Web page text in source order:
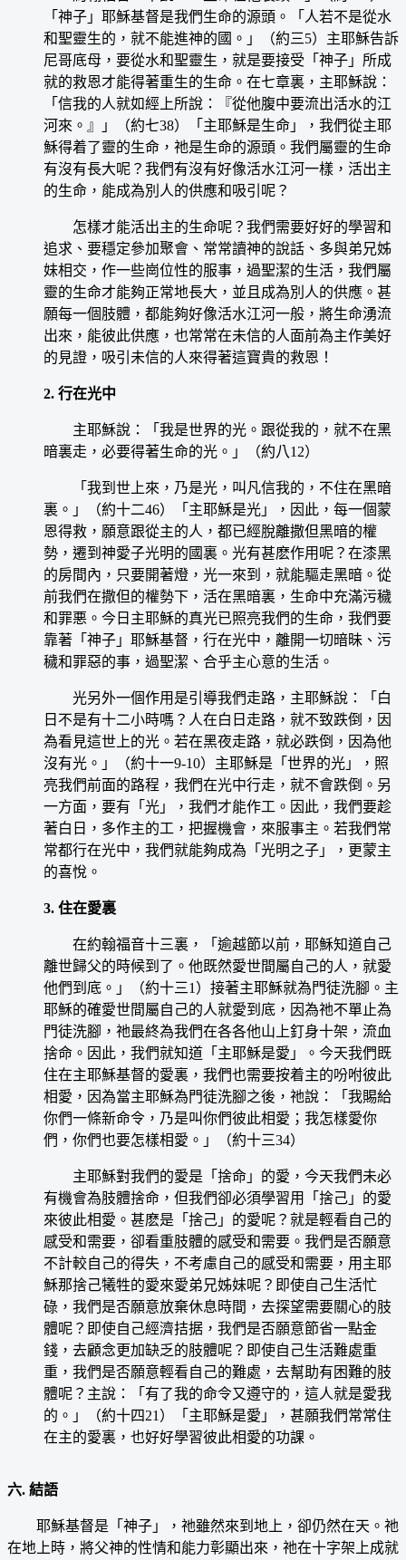
「神子」耶穌基督是我們生命的源頭。「人若不是從水
和聖靈生的，就不能進神的國。」（約三5）主耶穌告訴
尼哥底母，要從水和聖靈生，就是要接受「神子」所成
就的救恩才能得著重生的生命。在七章裏，主耶穌說：
「信我的人就如經上所說：『從他腹中要流出活水的江
河來。』」（約七38）「主耶穌是生命」，我們從主耶
穌得着了靈的生命，祂是生命的源頭。我們屬靈的生命
有沒有長大呢？我們有沒有好像活水江河一樣，活出主
的生命，能成為別人的供應和吸引呢？
怎樣才能活出主的生命呢？我們需要好好的學習和
追求、要穩定參加聚會、常常讀神的說話、多與弟兄姊
妹相交，作一些崗位性的服事，過聖潔的生活，我們屬
靈的生命才能夠正常地長大，並且成為別人的供應。甚
願每一個肢體，都能夠好像活水江河一般，將生命湧流
出來，能彼此供應，也常常在未信的人面前為主作美好
的見證，吸引未信的人來得著這寶貴的救恩！
2. 行在光中
主耶穌說：「我是世界的光。跟從我的，就不在黑
暗裏走，必要得著生命的光。」（約八12）
「我到世上來，乃是光，叫凡信我的，不住在黑暗
裏。」（約十二46）「主耶穌是光」，因此，每一個蒙
恩得救，願意跟從主的人，都已經脫離撒但黑暗的權
勢，遷到神愛子光明的國裏。光有甚麽作用呢？在漆黑
的房間內，只要開著燈，光一來到，就能驅走黑暗。從
前我們在撒但的權勢下，活在黑暗裏，生命中充滿污穢
和罪悪。今日主耶穌的真光已照亮我們的生命，我們要
靠著「神子」耶穌基督，行在光中，離開一切暗昧、污
穢和罪惡的事，過聖潔、合乎主心意的生活。
光另外一個作用是引導我們走路，主耶穌說：「白
日不是有十二小時嗎？人在白日走路，就不致跌倒，因
為看見這世上的光。若在黑夜走路，就必跌倒，因為他
沒有光。」（約十一9-10）主耶穌是「世界的光」，照
亮我們前面的路程，我們在光中行走，就不會跌倒。另
一方面，要有「光」，我們才能作工。因此，我們要趁
著白日，多作主的工，把握機會，來服事主。若我們常
常都行在光中，我們就能夠成為「光明之子」，更蒙主
的喜悅。
3. 住在愛裏
在約翰福音十三裏，「逾越節以前，耶穌知道自己
離世歸父的時候到了。他既然愛世間屬自己的人，就愛
他們到底。」（約十三1）接著主耶穌就為門徒洗腳。主
耶穌的確愛世間屬自己的人就愛到底，因為祂不單止為
門徒洗腳，祂最終為我們在各各他山上釘身十架，流血
捨命。因此，我們就知道「主耶穌是愛」。今天我們既
住在主耶穌基督的愛裏，我們也需要按着主的吩咐彼此
相愛，因為當主耶穌為門徒洗腳之後，祂說：「我賜給
你們一條新命令，乃是叫你們彼此相愛；我怎樣愛你
們，你們也要怎樣相愛。」（約十三34）
主耶穌對我們的愛是「捨命」的愛，今天我們未必
有機會為肢體捨命，但我們卻必須學習用「捨己」的愛
來彼此相愛。甚麽是「捨己」的愛呢？就是輕看自己的
感受和需要，卻看重肢體的感受和需要。我們是否願意
不計較自己的得失，不考慮自己的感受和需要，用主耶
穌那捨己犧牲的愛來愛弟兄姊妹呢？即使自己生活忙
碌，我們是否願意放棄休息時間，去探望需要關心的肢
體呢？即使自己經濟拮据，我們是否願意節省一點金
錢，去顧念更加缺乏的肢體呢？即使自己生活難處重
重，我們是否願意輕看自己的難處，去幫助有困難的肢
體呢？主說：「有了我的命令又遵守的，這人就是愛我
的。」（約十四21）「主耶穌是愛」，甚願我們常常住
在主的愛裏，也好好學習彼此相愛的功課。
六. 結語
耶穌基督是「神子」，祂雖然來到地上，卻仍然在天。祂
在地上時，將父神的性情和能力彰顯出來，祂在十字架上成就